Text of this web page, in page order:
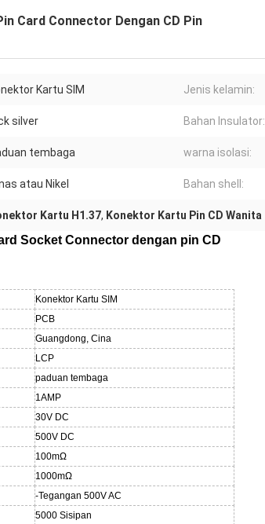
Card Connector Dengan CD Pin
Kartu SIM Jenis kelamin:
silver Bahan Insulator:
tembaga warna isolasi:
atau Nikel Bahan shell:
Kartu H1.37, Konektor Kartu Pin CD Wanita
Socket Connector dengan pin CD
Konektor Kartu SIM
PCB
Guangdong, Cina
LCP
paduan tembaga
1AMP
30V DC
500V DC
100mΩ
1000mΩ
-Tegangan 500V AC
5000 Sisipan